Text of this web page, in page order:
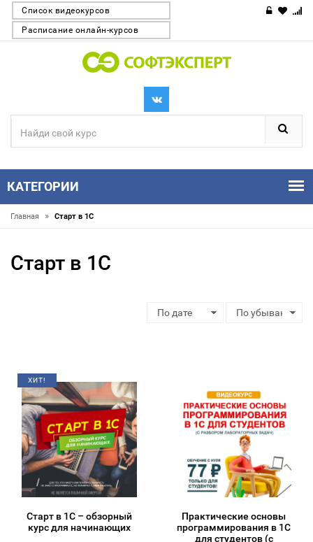
Список видеокурсов
Расписание онлайн-курсов
КАТЕГОРИИ
Главная » Старт в 1С
Старт в 1С
ХИТ!
Старт в 1С – обзорный
курс для начинающих
Практические основы
программирования в 1С
для студентов (с